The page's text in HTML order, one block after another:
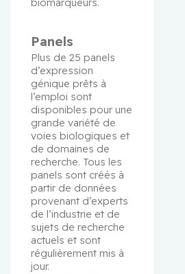
Panels
Plus de 25 panels
d’expression
génique prêts à
l’emploi sont
disponibles pour une
grande variété de
voies biologiques et
de domaines de
recherche. Tous les
panels sont créés à
partir de données
provenant d’experts
de l’industrie et de
sujets de recherche
actuels et sont
régulièrement mis à
jour.